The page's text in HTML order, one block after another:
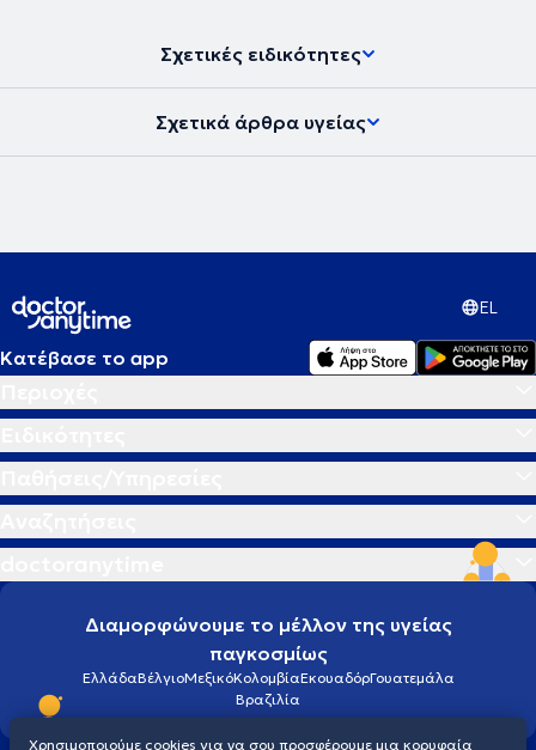
Σχετικές ειδικότητες
Σχετικά άρθρα υγείας
EL
Κατέβασε το app
Διαμορφώνουμε το μέλλον της υγείας
παγκοσμίως
ΕλλάδαΒέλγιοΜεξικόΚολομβίαΕκουαδόρΓουατεμάλα
Βραζιλία
Χρησιμοποιούμε cookies για να σου προσφέρουμε μια κορυφαία